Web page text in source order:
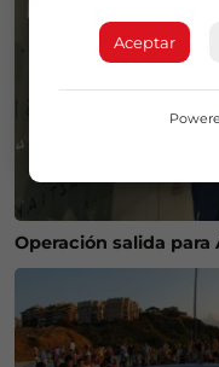
Operación salida para
Aceptar